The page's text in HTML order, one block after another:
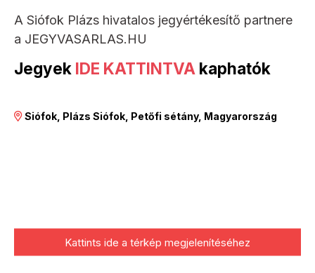
A Siófok Plázs hivatalos jegyértékesítő partnere
a JEGYVASARLAS.HU
Jegyek IDE KATTINTVA kaphatók
Siófok, Plázs Siófok, Petőfi sétány, Magyarország
Kattints ide a térkép megjelenítéséhez